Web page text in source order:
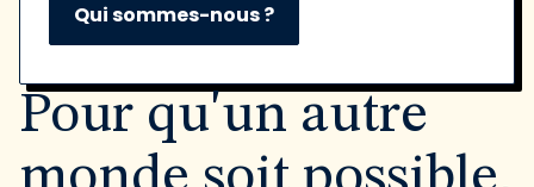
Qui sommes-nous ?
Pour qu'un autre